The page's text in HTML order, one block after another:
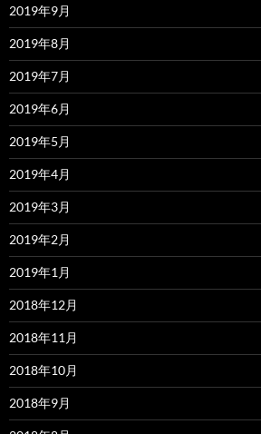
2019年9月
2019年8月
2019年7月
2019年6月
2019年5月
2019年4月
2019年3月
2019年2月
2019年1月
2018年12月
2018年11月
2018年10月
2018年9月